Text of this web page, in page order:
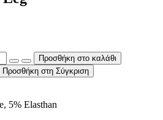
Προσθήκη στη Σύγκριση
5% Elasthan